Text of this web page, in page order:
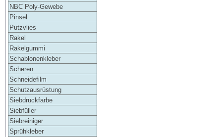
NBC Poly-Gewebe
Pinsel
Putzvlies
Rakel
Rakelgummi
Schablonenkleber
Scheren
Schneidefilm
Schutzausrüstung
Siebdruckfarbe
Siebfüller
Siebreiniger
Sprühkleber